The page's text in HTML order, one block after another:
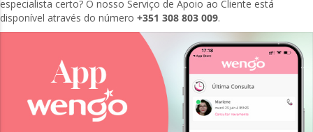
especialista certo? O nosso Serviço de Apoio ao Cliente está
disponível através do número +351 308 803 009.